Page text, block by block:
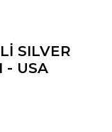
SILVER
- USA